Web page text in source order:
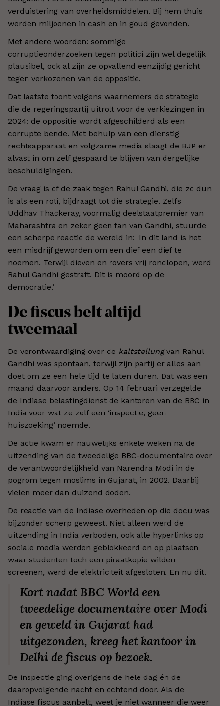
verduistering van overheidsmiddelen. Bij hem thuis
werden miljoenen in cash en in goud gevonden.
Met andere woorden: sommige
corruptieonderzoeken tegen politici zijn wel degelijk
plausibel, ook al zijn ze opvallend eenzijdig gericht
tegen verkozenen van de oppositie.
Dat laatste toont volgens waarnemers de strategie
die de regeringspartij uitrolt voor de verkiezingen in
2024: de oppositie wordt afgeschilderd als een
corrupte bende. Met behulp van een dienstig
rechtsapparaat en volgzame media slaagt de BJP er
alvast in om zelf gespaard te blijven van dergelijke
beschuldigingen.
De vraag is of de zaak tegen Rahul Gandhi, die zo dun
is als een roti, bijdraagt tot die strategie. Zelfs
Uddhav Thackeray, voormalig deelstaatpremier van
Maharashtra en zeker geen fan van Gandhi, stuurde
een scherpe reactie de wereld in: ‘In dit land is het
een misdrijf geworden om een dief een dief te
noemen. Terwijl dieven en rovers vrij rondlopen, werd
Rahul Gandhi gestraft. Dit is moord op de
democratie.’
De fiscus belt altijd
tweemaal
De verontwaardiging over de kaltstellungvan Rahul
Gandhi was spontaan, terwijl zijn partij er alles aan
doet om ze een hele tijd te laten duren. Dat was een
maand daarvoor anders. Op 14 februari verzegelde
de Indiase belastingdienst de kantoren van de BBC in
India voor wat ze zelf een ‘inspectie, geen
huiszoeking’ noemde.
De actie kwam er nauwelijks enkele weken na de
uitzending van de tweedelige BBC-documentaire over
de verantwoordelijkheid van Narendra Modi in de
pogrom tegen moslims in Gujarat, in 2002. Daarbij
vielen meer dan duizend doden.
De reactie van de Indiase overheden op die docu was
bijzonder scherp geweest. Niet alleen werd de
uitzending in India verboden, ook alle hyperlinks op
sociale media werden geblokkeerd en op plaatsen
waar studenten toch een piraatkopie wilden
screenen, werd de elektriciteit afgesloten. En nu dit.
Kort nadat BBC World een
tweedelige documentaire over Modi
en geweld in Gujarat had
uitgezonden, kreeg het kantoor in
Delhi de fiscus op bezoek.
De inspectie ging overigens de hele dag én de
daaropvolgende nacht en ochtend door. Als de
Indiase fiscus aanbelt, weet je niet wanneer die weer